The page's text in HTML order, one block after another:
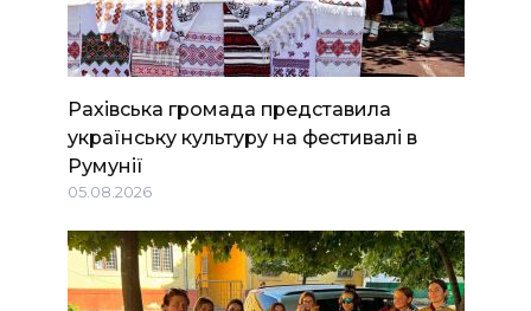
Рахівська громада представила
українську культуру на фестивалі в
Румунії
05.08.2026